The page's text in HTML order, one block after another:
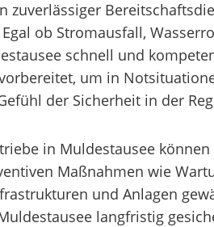
zuverlässiger
ob Stromausfall,
schnell und
um in
der Sicherheit in der
in Muldestausee
Maßnahmen wie
und Anlagen
langfristig